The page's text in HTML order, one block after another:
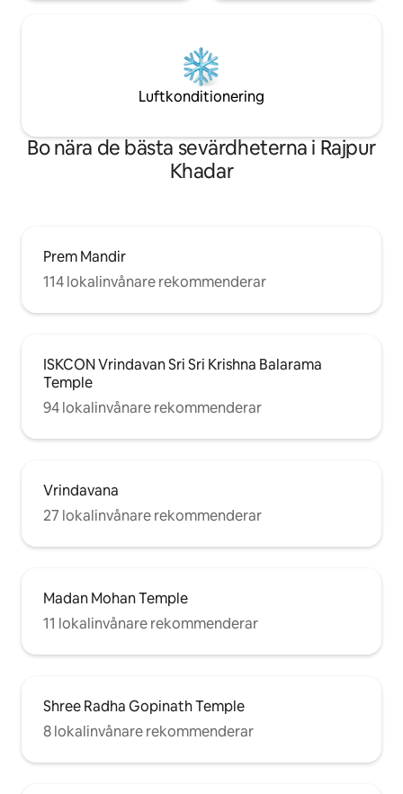
Luftkonditionering
Bo nära de bästa sevärdheterna i Rajpur
Khadar
Prem Mandir
114 lokalinvånare rekommenderar
ISKCON Vrindavan Sri Sri Krishna Balarama
Temple
94 lokalinvånare rekommenderar
Vrindavana
27 lokalinvånare rekommenderar
Madan Mohan Temple
11 lokalinvånare rekommenderar
Shree Radha Gopinath Temple
8 lokalinvånare rekommenderar